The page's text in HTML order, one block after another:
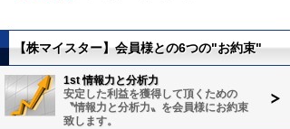
【株マイスター】会員様との6つの"お約束"
1st 情報力と分析力
安定した利益を獲得して頂くための
〝情報力と分析力〟を会員様にお約束
致します。